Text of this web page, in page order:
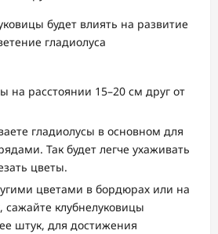
будет влиять на развитие
гладиолуса
на расстоянии 15–20 см друг от
гладиолусы в основном для
Так будет легче ухаживать
цветы.
цветами в бордюрах или на
сажайте клубнелуковицы
штук, для достижения